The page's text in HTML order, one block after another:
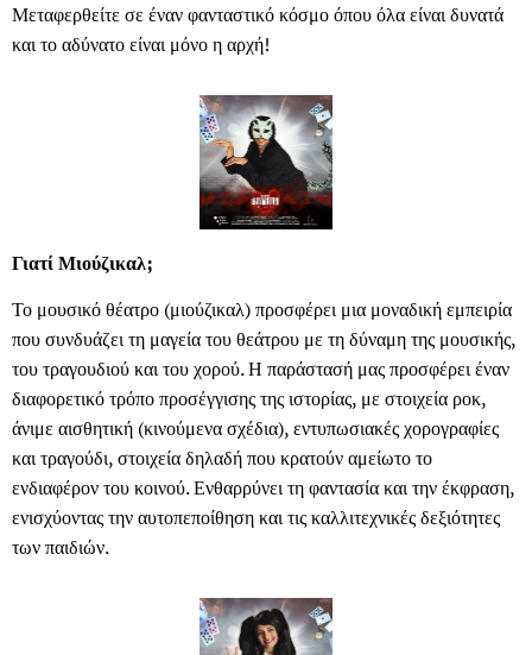
Μεταφερθείτε σε έναν φανταστικό κόσμο όπου όλα είναι δυνατά
και το αδύνατο είναι μόνο η αρχή!
Γιατί Μιούζικαλ;
Το μουσικό θέατρο (μιούζικαλ) προσφέρει μια μοναδική εμπειρία
που συνδυάζει τη μαγεία του θεάτρου με τη δύναμη της μουσικής,
του τραγουδιού και του χορού. Η παράστασή μας προσφέρει έναν
διαφορετικό τρόπο προσέγγισης της ιστορίας, με στοιχεία ροκ,
άνιμε αισθητική (κινούμενα σχέδια), εντυπωσιακές χορογραφίες
και τραγούδι, στοιχεία δηλαδή που κρατούν αμείωτο το
ενδιαφέρον του κοινού. Ενθαρρύνει τη φαντασία και την έκφραση,
ενισχύοντας την αυτοπεποίθηση και τις καλλιτεχνικές δεξιότητες
των παιδιών.